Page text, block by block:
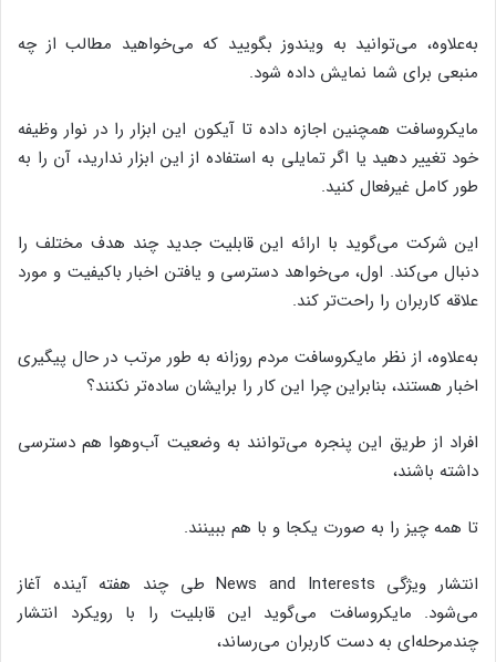
به‌علاوه، می‌توانید به ویندوز بگویید که می‌خواهید مطالب از چه
منبعی برای شما نمایش داده شود.
مایکروسافت همچنین اجازه داده تا آیکون این ابزار را در نوار وظیفه
خود تغییر دهید یا اگر تمایلی به استفاده از این ابزار ندارید، آن را به
طور کامل غیرفعال کنید.
این شرکت می‌گوید با ارائه این قابلیت جدید چند هدف مختلف را
دنبال می‌کند. اول، می‌خواهد دسترسی و یافتن اخبار باکیفیت و مورد
علاقه کاربران را راحت‌تر کند.
به‌علاوه، از نظر مایکروسافت مردم روزانه به طور مرتب در حال پیگیری
اخبار هستند، بنابراین چرا این کار را برایشان ساده‌تر نکنند؟
افراد از طریق این پنجره می‌توانند به وضعیت آب‌وهوا هم دسترسی
داشته باشند،
تا همه چیز را به صورت یکجا و با هم ببینند.
انتشار ویژگی News and Interests طی چند هفته آینده آغاز
می‌شود. مایکروسافت می‌گوید این قابلیت را با رویکرد انتشار
چندمرحله‌ای به دست کاربران می‌رساند،